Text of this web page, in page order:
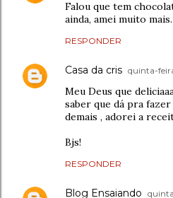
Falou que tem
ainda, amei muito
RESPONDER
Casa da cris quinta-
Meu Deus que
saber que dá pra
demais , adorei a
Bjs!
RESPONDER
Blog Ensaiando